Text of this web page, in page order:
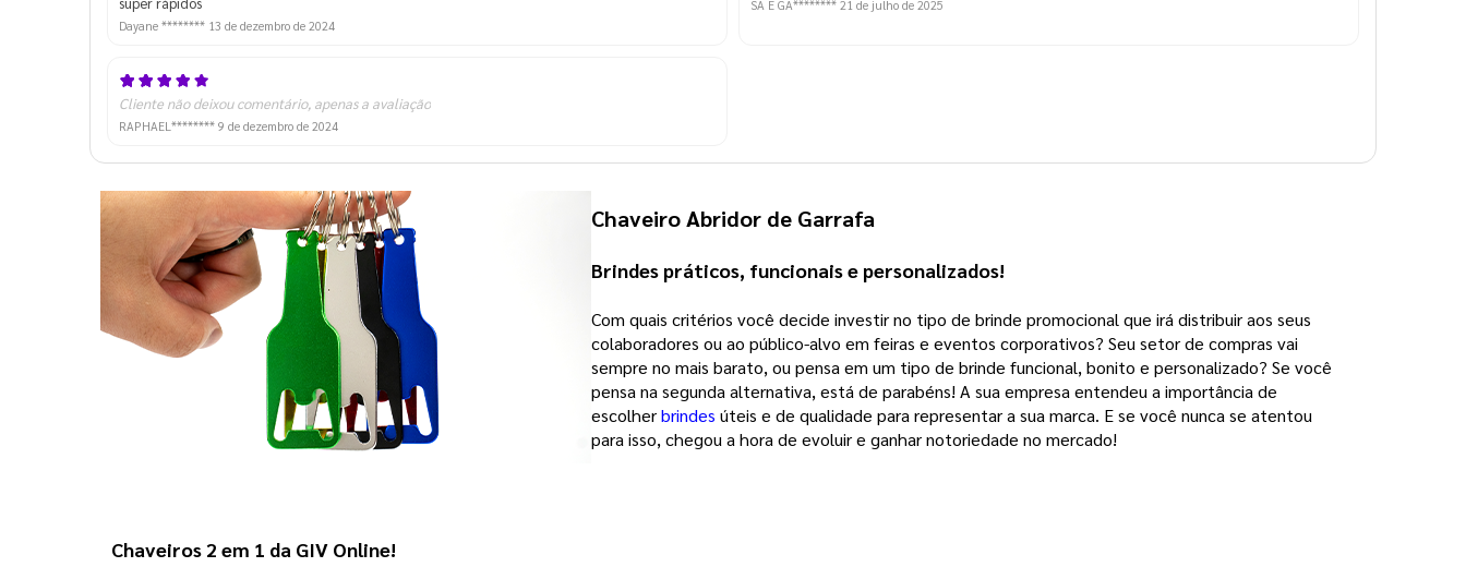
Dayane ******** 13 de dezembro de 2024
SA E GA******** 21 de julho de 2025
Cliente não deixou comentário, apenas a avaliação
RAPHAEL******** 9 de dezembro de 2024
Chaveiro Abridor de Garrafa
Brindes práticos, funcionais e personalizados!
Com quais critérios você decide investir no tipo de brinde promocional que irá distribuir aos seus
colaboradores ou ao público-alvo em feiras e eventos corporativos? Seu setor de compras vai
sempre no mais barato, ou pensa em um tipo de brinde funcional, bonito e personalizado? Se você
pensa na segunda alternativa, está de parabéns! A sua empresa entendeu a importância de
escolherbrindes úteis e de qualidade para representar a sua marca. E se você nunca se atentou
para isso, chegou a hora de evoluir e ganhar notoriedade no mercado!
Chaveiros 2 em 1 da GIV Online!